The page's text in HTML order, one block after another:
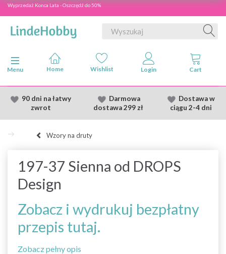
Wyprzedaż Konca Lata - Oszczędź do 50%
Przełącz nawigację
Menu
90 dni na łatwy
zwrot
Darmowa
dostawa299 zł
Dostawaw
ciągu 2-4 dni
Wzory na druty
197-37 Sienna od DROPS
Design
Zobacz i wydrukuj bezpłatny
przepis tutaj.
Zobacz pełny opis